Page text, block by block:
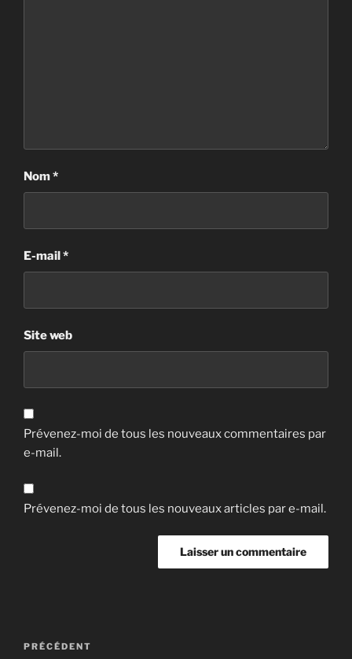
Nom*
E-mail*
Site web
Prévenez-moi de tous les nouveaux commentaires par
e-mail.
Prévenez-moi de tous les nouveaux articles par e-mail.
Navigation
Article
PRÉCÉDENT